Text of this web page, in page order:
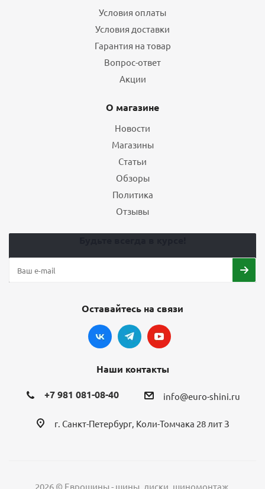
Условия оплаты
Условия доставки
Гарантия на товар
Вопрос-ответ
Акции
О магазине
Новости
Магазины
Статьи
Обзоры
Политика
Отзывы
Оставайтесь на связи
Наши контакты
+7 981 081-08-40 info@euro-shini.ru
г. Санкт-Петербург, Коли-Томчака 28 лит З
2026 © Еврошины - шины, диски, шиномонтаж.